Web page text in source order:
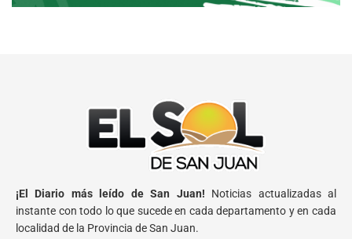
¡El Diario más leído de San Juan! Noticias actualizadas al
instante con todo lo que sucede en cada departamento y en cada
localidad de la Provincia de San Juan.